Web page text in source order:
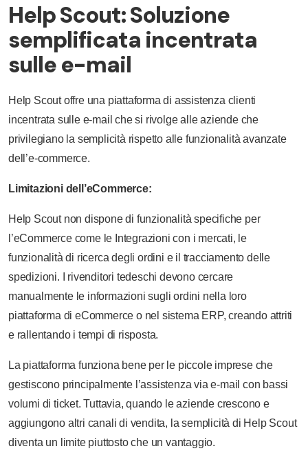
Help Scout: Soluzione
semplificata incentrata
sulle e-mail
Help Scout offre una piattaforma di assistenza clienti
incentrata sulle e-mail che si rivolge alle aziende che
privilegiano la semplicità rispetto alle funzionalità avanzate
dell’e-commerce.
Limitazioni dell’eCommerce:
Help Scout non dispone di funzionalità specifiche per
l’eCommerce come le Integrazioni con i mercati, le
funzionalità di ricerca degli ordini e il tracciamento delle
spedizioni. I rivenditori tedeschi devono cercare
manualmente le informazioni sugli ordini nella loro
piattaforma di eCommerce o nel sistema ERP, creando attriti
e rallentando i tempi di risposta.
La piattaforma funziona bene per le piccole imprese che
gestiscono principalmente l’assistenza via e-mail con bassi
volumi di ticket. Tuttavia, quando le aziende crescono e
aggiungono altri canali di vendita, la semplicità di Help Scout
diventa un limite piuttosto che un vantaggio.